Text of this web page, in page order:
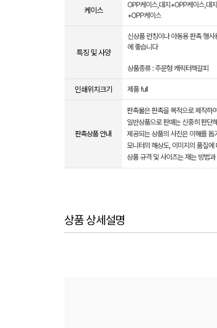
케이스
OPP케이스,대지+OPP케이스,대
+OPP케이스
특징 및 사양
신상품 런칭이나 아동용 판촉 행사
에 좋습니다
상품종류 : 주문형 캐릭터책갈피
인쇄위치크기 제품 full
판촉상품 안내
판촉물은 판촉을 목적으로 제작하
일반상품으로 판매는 신중히 판단
제공되는 상품의 사진은 이해를
모니터의 해상도, 이미지의 품질
상품 규격 및 사이즈는 재는 방법
상품 상세설명